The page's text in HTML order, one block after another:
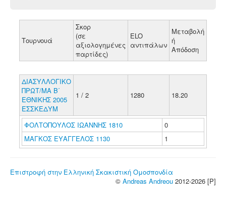
Τουρνουά
Σκορ
(σε
αξιολογημένες
παρτίδες)
ELO
αντιπάλων
Μεταβολή
ή
Απόδοση
ΔΙΑΣΥΛΛΟΓΙΚΟ
ΠΡΩΤ/ΜΑ Β΄
ΕΘΝΙΚΗΣ 2005
ΕΣΣΚΕΔΥΜ
1 / 2 1280 18.20
ΦΟΛΤΟΠΟΥΛΟΣ ΙΩΑΝΝΗΣ 1810
0
ΜΑΓΚΟΣ ΕΥΑΓΓΕΛΟΣ 1130
1
Επιστροφή στην Ελληνική Σκακιστική Ομοσπονδία
© Andreas Andreou 2012-2026 [P]